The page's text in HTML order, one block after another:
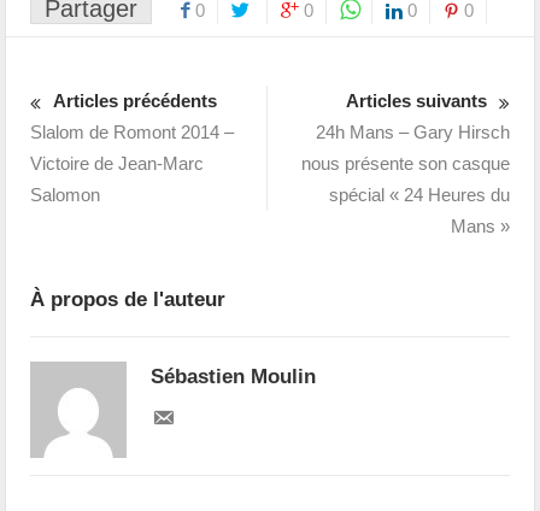
Partager 0 0 0 0
Articles précédents
Slalom de Romont 2014 –
Victoire de Jean-Marc
Salomon
Articles suivants
24h Mans – Gary Hirsch
nous présente son casque
spécial « 24 Heures du
Mans »
À propos de l'auteur
Sébastien Moulin